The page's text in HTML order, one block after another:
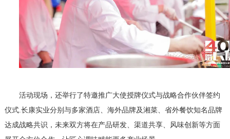
活动现场，还举行了特邀推广大使授牌仪式与战略合作伙伴签约
仪式. 长康实业分别与多家酒店、海外品牌及湘菜、省外餐饮知名品牌
达成战略共识，未来双方将在产品研发、渠道共享、风味创新等方面